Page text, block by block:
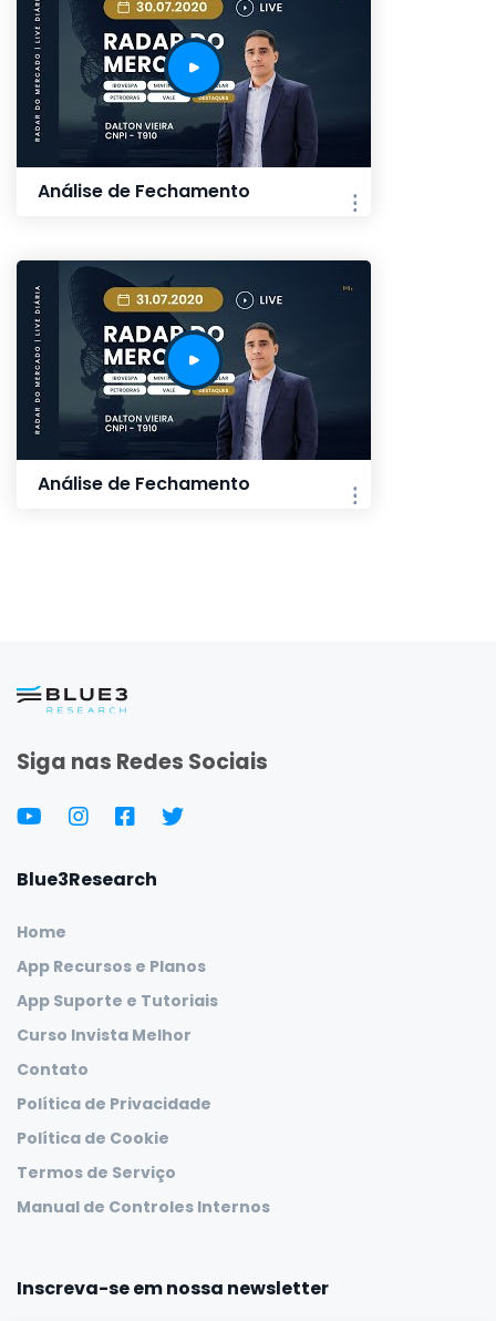
Análise de Fechamento
Análise de Fechamento
Siga nas Redes Sociais
Blue3Research
Home
App Recursos e Planos
App Suporte e Tutoriais
Curso Invista Melhor
Contato
Política de Privacidade
Política de Cookie
Termos de Serviço
Manual de Controles Internos
Inscreva-se em nossa newsletter